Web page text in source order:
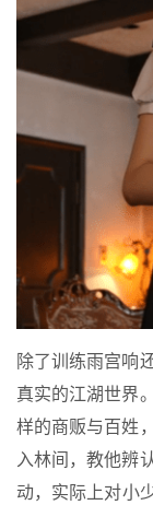
除了训练雨宫响
真实的江湖世界
样的商贩与百姓
入林间，教他辨
动，实际上对小